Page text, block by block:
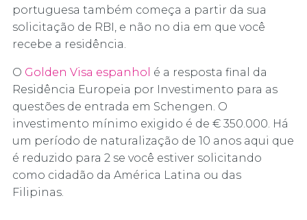
portuguesa também começa a partir da sua
solicitação de RBI, e não no dia em que você
recebe a residência.
O Golden Visa espanhol é a resposta final da
Residência Europeia por Investimento para as
questões de entrada em Schengen. O
investimento mínimo exigido é de € 350.000. Há
um período de naturalização de 10 anos aqui que
é reduzido para 2 se você estiver solicitando
como cidadão da América Latina ou das
Filipinas.